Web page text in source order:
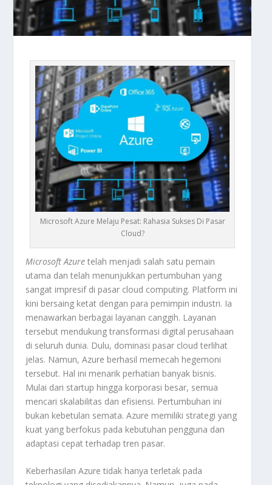
Microsoft Azure Melaju Pesat: Rahasia Sukses Di Pasar
Cloud?
Microsoft Azure telah menjadi salah satu pemain
utama dan telah menunjukkan pertumbuhan yang
sangat impresif di pasar cloud computing. Platform ini
kini bersaing ketat dengan para pemimpin industri. Ia
menawarkan berbagai layanan canggih. Layanan
tersebut mendukung transformasi digital perusahaan
di seluruh dunia. Dulu, dominasi pasar cloud terlihat
jelas. Namun, Azure berhasil memecah hegemoni
tersebut. Hal ini menarik perhatian banyak bisnis.
Mulai dari startup hingga korporasi besar, semua
mencari skalabilitas dan efisiensi. Pertumbuhan ini
bukan kebetulan semata. Azure memiliki strategi yang
kuat yang berfokus pada kebutuhan pengguna dan
adaptasi cepat terhadap tren pasar.
Keberhasilan Azure tidak hanya terletak pada